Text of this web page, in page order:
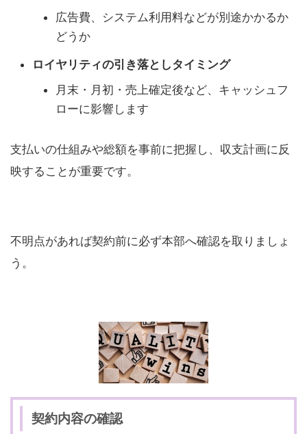
広告費、システム利用料などが別途かかるか
どうか
ロイヤリティの引き落としタイミング
月末・月初・売上確定後など、キャッシュフ
ローに影響します
支払いの仕組みや総額を事前に把握し、収支計画に反
映することが重要です。
不明点があれば契約前に必ず本部へ確認を取りましょ
う。
契約内容の確認